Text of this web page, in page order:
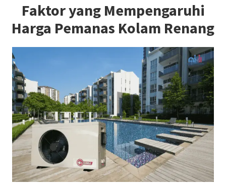
Faktor yang Mempengaruhi
Harga Pemanas Kolam Renang